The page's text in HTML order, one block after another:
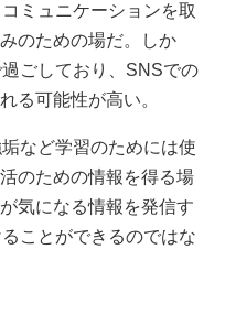
ミュニケーションを取
のための場だ。しか
ごしており、SNSでの
る可能性が高い。
など学習のためには使
のための情報を得る場
気になる情報を発信す
ことができるのではな